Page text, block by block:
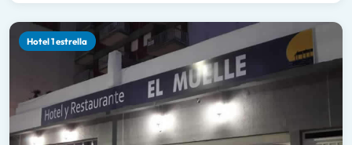
Hotel 1 estrella